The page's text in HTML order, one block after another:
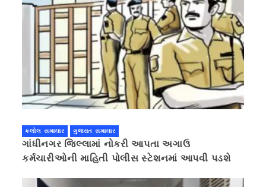
કલોલ સમાચાર ગુજરાત સમાચાર
ગાંધીનગર જિલ્લામાં નોકરી આપતા અગાઉ
કર્મચારીઓની માહિતી પોલીસ સ્ટેશનમાં આપવી પડશે